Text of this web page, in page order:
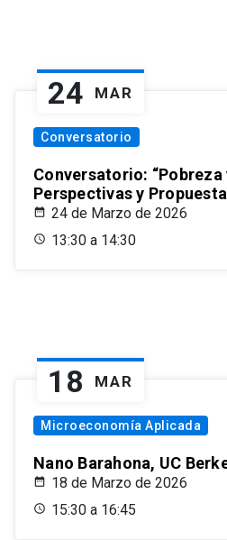
24 MAR
Conversatorio
Conversatorio: “Pobreza
Perspectivas y
24 de Marzo de 2026
13:30 a 14:30
18 MAR
Microeconomía Aplicada
Nano Barahona, UC
18 de Marzo de 2026
15:30 a 16:45